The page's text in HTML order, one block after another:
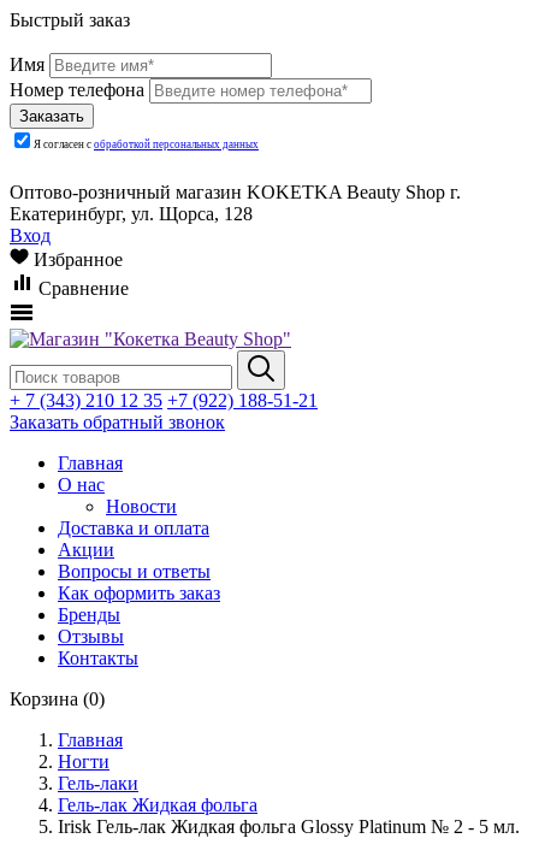
Быстрый заказ
Имя
Номер телефона
Я согласен с обработкой персональных данных
Оптово-розничный магазин KOKETKA Beauty Shop г.
Екатеринбург, ул. Щорса, 128
Вход
Избранное
Сравнение
+ 7 (343) 210 12 35 +7 (922) 188-51-21
Заказать обратный звонок
Главная
О нас
Новости
Доставка и оплата
Акции
Вопросы и ответы
Как оформить заказ
Бренды
Отзывы
Контакты
Корзина (0)
Главная
Ногти
Гель-лаки
Гель-лак Жидкая фольга
Irisk Гель-лак Жидкая фольга Glossy Platinum № 2 - 5 мл.